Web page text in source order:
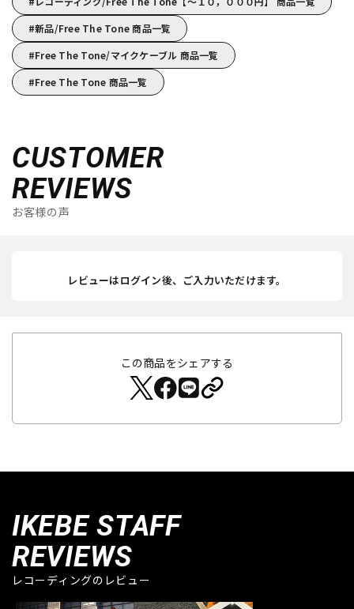
新品/Free The Tone 商品一覧
Free The Tone/マイクケーブル 商品一覧
Free The Tone 商品一覧
CUSTOMER
REVIEWS
お客様の声
レビューはログイン後、ご入力いただけます。
この商品をシェアする
IKEBE STAFF
REVIEWS
レコーディングのレビュー